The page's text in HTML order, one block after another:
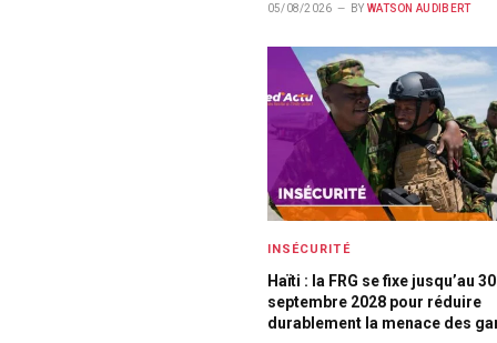
05/08/2026 BY WATSON AUDIBERT
INSÉCURITÉ
Haïti : la FRG se fixe jusqu’au 30
septembre 2028 pour réduire
durablement la menace des